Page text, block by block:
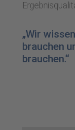
„Wir
brauchen
brauchen.“